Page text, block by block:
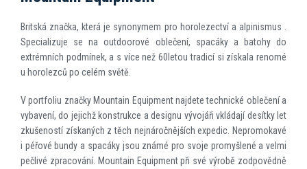
Britská značka, která je synonymem pro horolezectví a alpinismus .
Specializuje se na outdoorové oblečení, spacáky a batohy do
extrémních podmínek, a s více než 60letou tradicí si získala renomé
u horolezců po celém světě.
V portfoliu značky Mountain Equipment najdete technické oblečení a
vybavení, do jejichž konstrukce a designu vývojáři vkládají desítky let
zkušeností získaných z těch nejnáročnějších expedic. Nepromokavé
i péřové bundy a spacáky jsou známé pro svoje promyšlené a velmi
pečlivé zpracování. Mountain Equipment při své výrobě zodpovědně